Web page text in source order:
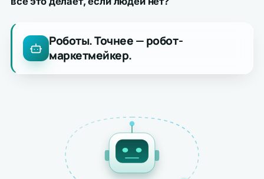
Роботы. Точнее — робот-
маркетмейкер.